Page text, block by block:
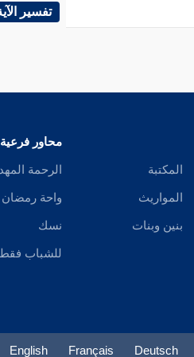
[ص:195 ]
ذلك
ويدل
حديث
تفسير
المكتبة
المواريث
بنين وبنات
محاور فرعية
الرحمة
واحة رمضان
نسك
للشباب فقط
Deutsch
Français
English